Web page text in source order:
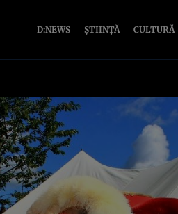
D:NEWS ȘTIINȚĂ CULTURĂ